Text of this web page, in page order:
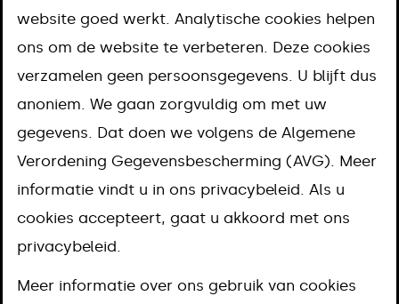
Nieuwe riolering en herinrichting Houthemerweg
Nieuwe riolering
en herinrichting
Houthemerweg
website goed werkt. Analytische cookies helpen
ons om de website te verbeteren. Deze cookies
verzamelen geen persoonsgegevens. U blijft dus
anoniem. We gaan zorgvuldig om met uw
gegevens. Dat doen we volgens de Algemene
Verordening Gegevensbescherming (AVG). Meer
informatie vindt u in ons privacybeleid. Als u
cookies accepteert, gaat u akkoord met ons
privacybeleid.
Meer informatie over ons gebruik van cookies